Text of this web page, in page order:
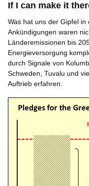
If I can make it
Was hat uns der Gipfel
Ankündigungen waren
Länderemissionen bis
Energieversorgung
durch Signale von
Schweden, Tuvalu und
Auftrieb erfahren.